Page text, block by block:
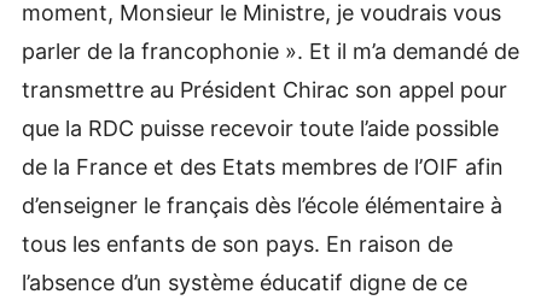
moment, Monsieur le Ministre, je voudrais vous
parler de la francophonie ». Et il m’a demandé de
transmettre au Président Chirac son appel pour
que la RDC puisse recevoir toute l’aide possible
de la France et des Etats membres de l’OIF afin
d’enseigner le français dès l’école élémentaire à
tous les enfants de son pays. En raison de
l’absence d’un système éducatif digne de ce